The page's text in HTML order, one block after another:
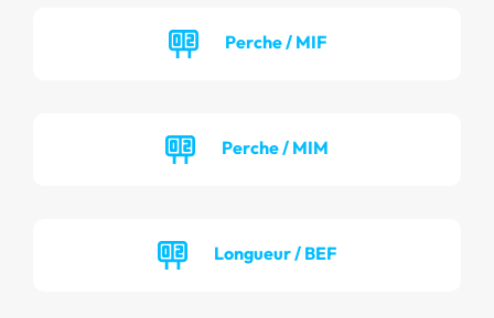
Perche / MIF
Perche / MIM
Longueur / BEF